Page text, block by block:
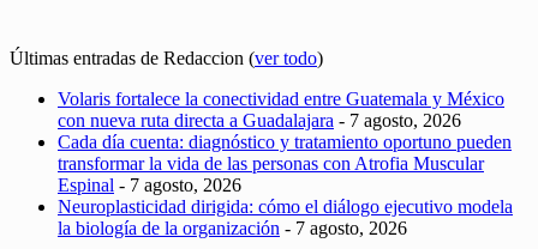
Últimas entradas de Redaccion (ver todo)
Volaris fortalece la conectividad entre Guatemala y México
con nueva ruta directa a Guadalajara - 7 agosto, 2026
Cada día cuenta: diagnóstico y tratamiento oportuno pueden
transformar la vida de las personas con Atrofia Muscular
Espinal - 7 agosto, 2026
Neuroplasticidad dirigida: cómo el diálogo ejecutivo modela
la biología de la organización - 7 agosto, 2026